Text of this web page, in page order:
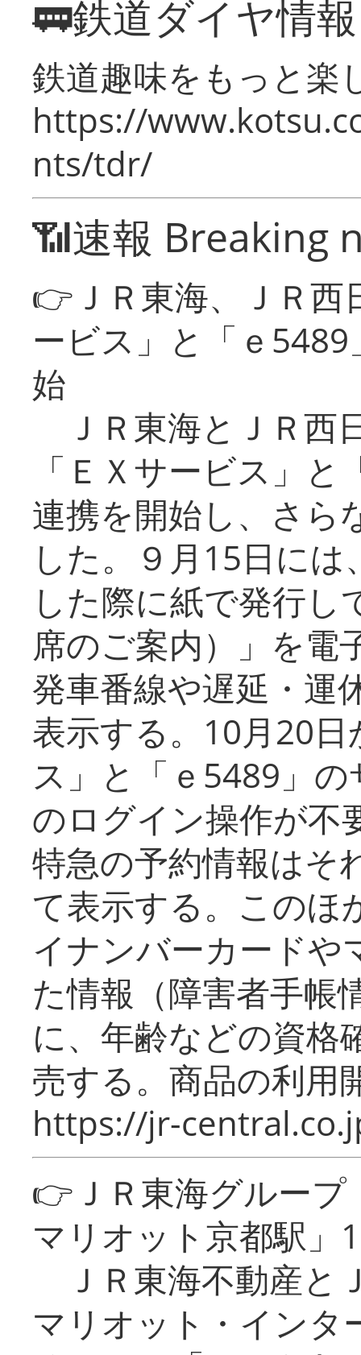
🚃鉄道ダイヤ情
鉄道趣味をもっと楽
https://
nts/tdr/
📶速報 Breaking
👉ＪＲ東海、ＪＲ
ービス」と「ｅ
始
ＪＲ東海とＪＲ西
「ＥＸサービス」
連携を開始し、さら
した。９月15日に
した際に紙で発行し
席のご案内）」を電
発車番線や遅延・運
表示する。10月20
ス」と「ｅ5489」
のログイン操作が不
特急の予約情報はそ
て表示する。このほ
イナンバーカードや
た情報（障害者手帳
に、年齢などの資格
売する。商品の利用
https://jr-
👉ＪＲ東海グルー
マリオット京都駅」
ＪＲ東海不動産と
マリオット・インタ